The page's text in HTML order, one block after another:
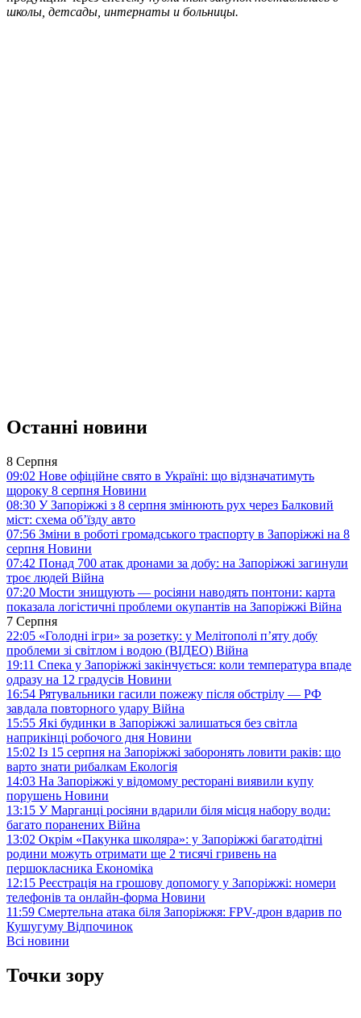
школы, детсады, интернаты и больницы.
Останні новини
8 Серпня
09:02 Нове офіційне свято в Україні: що відзначатимуть
щороку 8 серпня Новини
08:30 У Запоріжжі з 8 серпня змінюють рух через Балковий
міст: схема об’їзду авто
07:56 Зміни в роботі громадського траспорту в Запоріжжі на 8
серпня Новини
07:42 Понад 700 атак дронами за добу: на Запоріжжі загинули
троє людей Війна
07:20 Мости знищують — росіяни наводять понтони: карта
показала логістичні проблеми окупантів на Запоріжжі Війна
7 Серпня
22:05 «Голодні ігри» за розетку: у Мелітополі п’яту добу
проблеми зі світлом і водою (ВІДЕО) Війна
19:11 Спека у Запоріжжі закінчується: коли температура впаде
одразу на 12 градусів Новини
16:54 Рятувальники гасили пожежу після обстрілу — РФ
завдала повторного удару Війна
15:55 Які будинки в Запоріжжі залишаться без світла
наприкінці робочого дня Новини
15:02 Із 15 серпня на Запоріжжі заборонять ловити раків: що
варто знати рибалкам Екологія
14:03 На Запоріжжі у відомому ресторані виявили купу
порушень Новини
13:15 У Марганці росіяни вдарили біля місця набору води:
багато поранених Війна
13:02 Окрім «Пакунка школяра»: у Запоріжжі багатодітні
родини можуть отримати ще 2 тисячі гривень на
першокласника Економіка
12:15 Реєстрація на грошову допомогу у Запоріжжі: номери
телефонів та онлайн-форма Новини
11:59 Смертельна атака біля Запоріжжя: FPV-дрон вдарив по
Кушугуму Відпочинок
Всі новини
Точки зору